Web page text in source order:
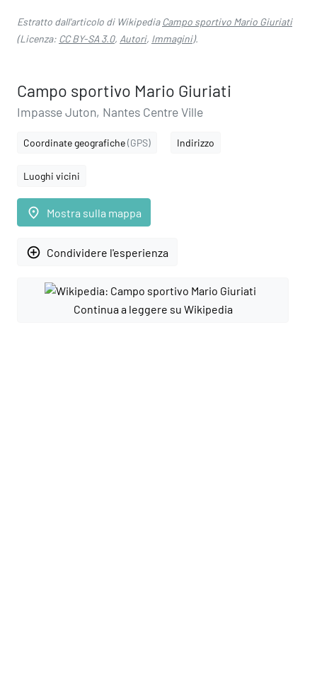
Estratto dall'articolo di WikipediaCampo sportivo Mario Giuriati
(Licenza: CC BY-SA 3.0, Autori, Immagini).
Campo sportivo Mario Giuriati
Impasse Juton, Nantes Centre Ville
Coordinate geografiche(GPS) Indirizzo
Luoghi vicini
place Mostra sulla mappa
add_circle_outline Condividere l'esperienza
Continua a leggere su Wikipedia